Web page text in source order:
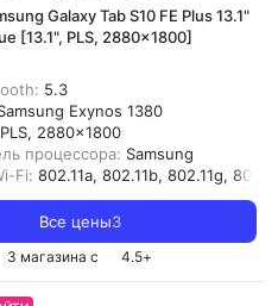
Galaxy Tab S10 FE Plus 13.1"
[13.1", PLS, 2880x1800]
5.3
Exynos 1380
PLS, 2880x1800
процессора: Samsung
Fi: 802.11a, 802.11b, 802.11g,
Все цены3
3 магазина с 4.5+